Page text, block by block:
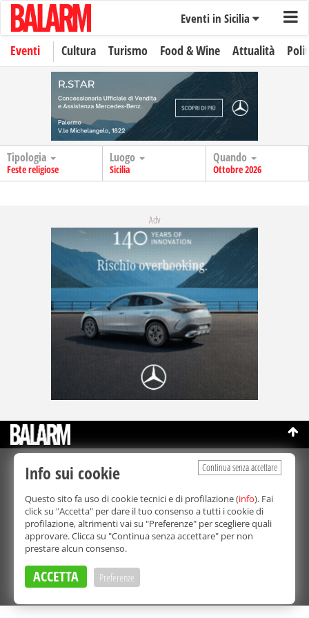
Eventi in Sicilia
Eventi Cultura Turismo Food & Wine Attualità
Tipologia
Feste religiose
Luogo
Sicilia
Quando
Ottobre 2026
Adv
©Copyright 2003-2026
Bmedia Srl
La riproduzione totale o parziale di tutti i contenuti, in qualunque
forma, su qualsiasi supporto è proibita.
Balarm.it è una testata giornalistica registrata. Autorizzazione del
Tribunale di Palermo n° 32 del 21/10/2003
Direttore responsabile:Fabio Ricotta
Privacy e Cookie Policy
Continua senza accettare
Info sui cookie
Questo sito fa uso di cookie tecnici e di profilazione (info). Fai
click su "Accetta" per dare il tuo consenso a tutti i cookie di
profilazione, altrimenti vai su "Preferenze" per scegliere quali
approvare. Clicca su "Continua senza accettare" per non
prestare alcun consenso.
ACCETTA Preferenze